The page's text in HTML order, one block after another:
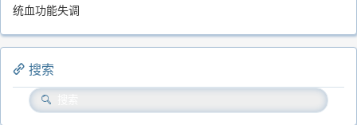
统血功能失调
搜索